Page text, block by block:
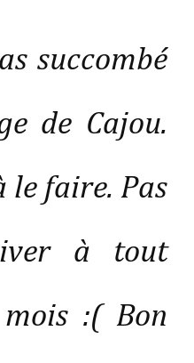
succombé
de Cajou.
le faire. Pas
à tout
:( Bon